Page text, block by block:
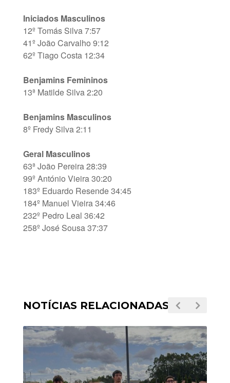
Iniciados Masculinos
12º Tomás Silva 7:57
41º João Carvalho 9:12
62º Tiago Costa 12:34
Benjamins Femininos
13ª Matilde Silva 2:20
Benjamins Masculinos
8º Fredy Silva 2:11
Geral Masculinos
63ª João Pereira 28:39
99º António Vieira 30:20
183º Eduardo Resende 34:45
184º Manuel Vieira 34:46
232º Pedro Leal 36:42
258º José Sousa 37:37
NOTÍCIAS RELACIONADAS